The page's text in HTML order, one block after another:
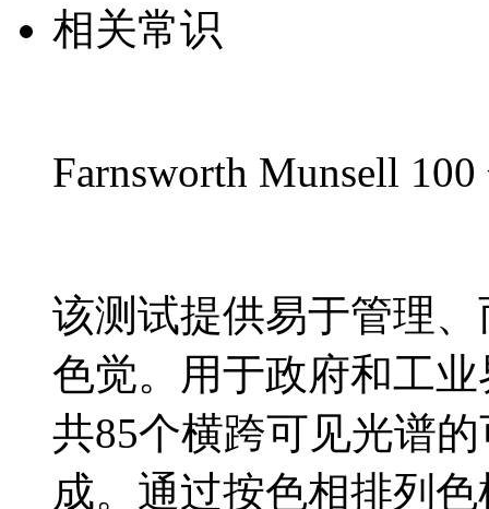
相关常识
Farnsworth Munsell
该测试提供易于管理
色觉。用于政府和工
共85个横跨可见光谱
成。通过按色相排列